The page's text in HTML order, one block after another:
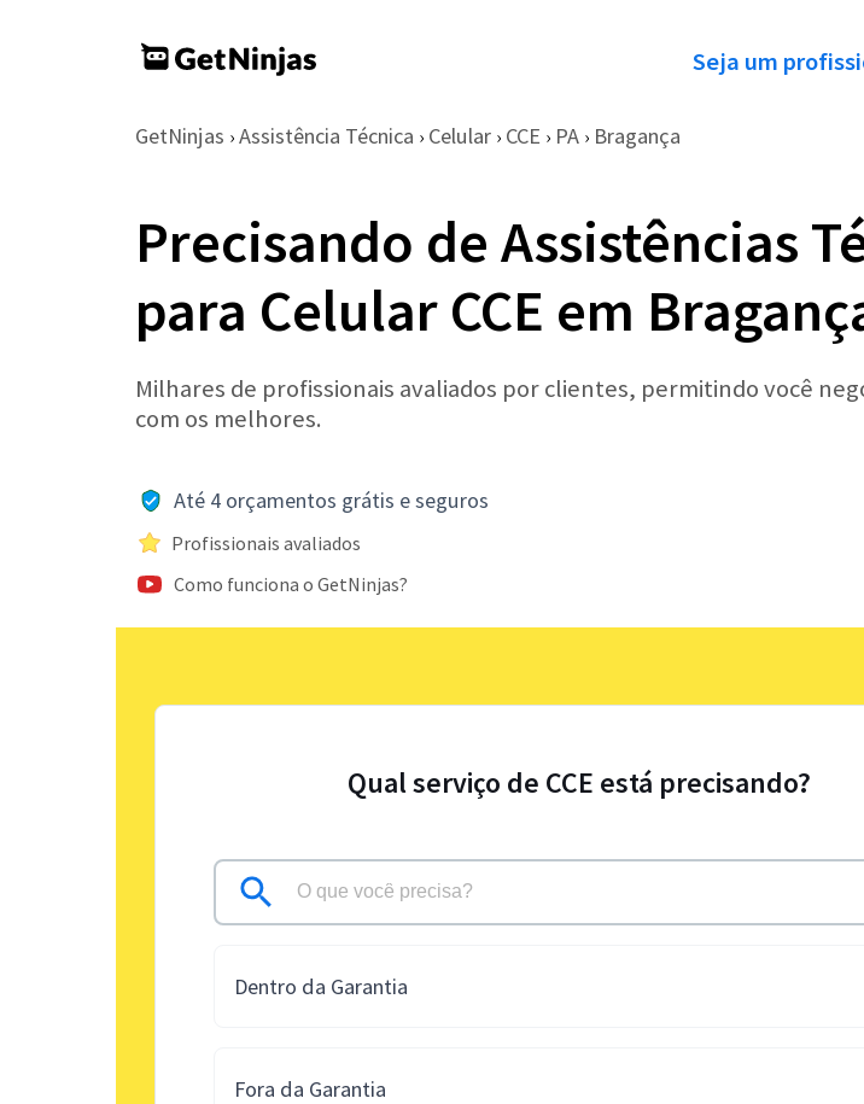
Seja um
GetNinjas › Assistência Técnica › Celular › CCE › PA › Bragança
Precisando de Assistências
para Celular CCE em
Milhares de profissionais avaliados por clientes, permitindo você
com os melhores.
Até 4 orçamentos grátis e seguros
Profissionais avaliados
Como funciona o GetNinjas?
Qual serviço de CCE está precisando?
Dentro da Garantia
Fora da Garantia